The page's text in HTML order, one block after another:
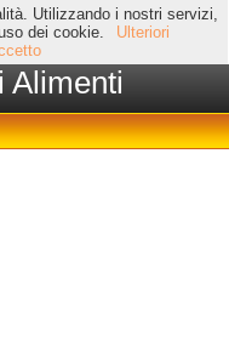
Utilizzando i nostri servizi,
dei cookie.
Ulteriori
Alimenti